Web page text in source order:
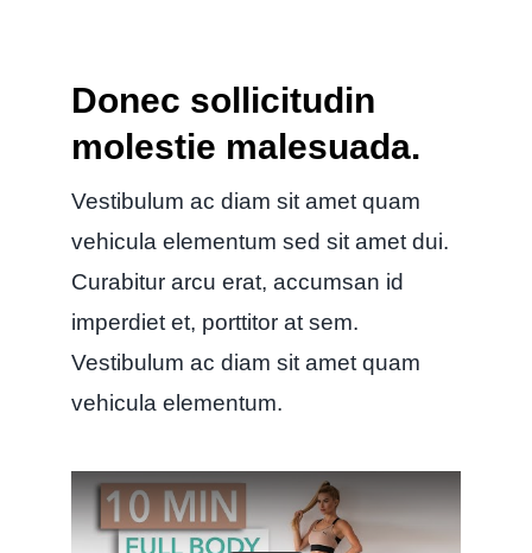
Donec sollicitudin
molestie malesuada.
Vestibulum ac diam sit amet quam
vehicula elementum sed sit amet dui.
Curabitur arcu erat, accumsan id
imperdiet et, porttitor at sem.
Vestibulum ac diam sit amet quam
vehicula elementum.